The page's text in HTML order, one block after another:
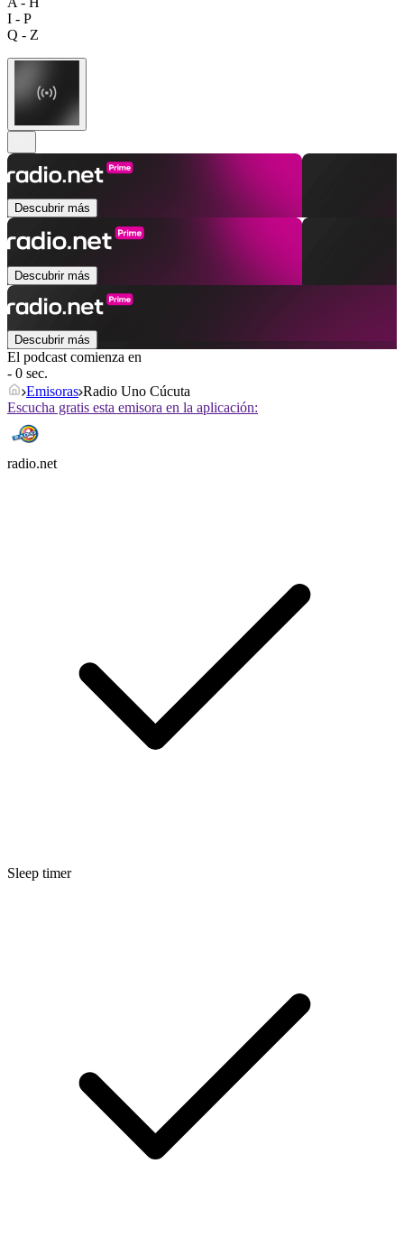
I - P
Q - Z
Descubrir más
Descubrir más
Descubrir más
El podcast comienza en
- 0 sec.
Emisoras Radio Uno Cúcuta
Escucha gratis esta emisora en la aplicación:
radio.net
Sleep timer